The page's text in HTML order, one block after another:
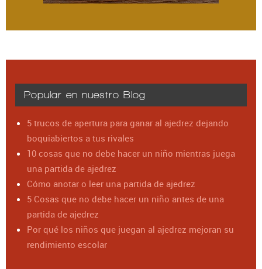
Popular en nuestro Blog
5 trucos de apertura para ganar al ajedrez dejando
boquiabiertos a tus rivales
10 cosas que no debe hacer un niño mientras juega
una partida de ajedrez
Cómo anotar o leer una partida de ajedrez
5 Cosas que no debe hacer un niño antes de una
partida de ajedrez
Por qué los niños que juegan al ajedrez mejoran su
rendimiento escolar